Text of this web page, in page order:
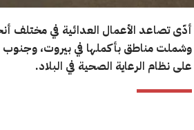
أدّى تصاعد الأعمال العدائية في مختلف
وشملت مناطق بأكملها في بيروت،
على نظام الرعاية الصحية في البلاد.